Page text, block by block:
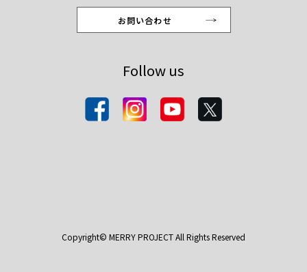
お問い合わせ
Follow us
Copyright© MERRY PROJECT All Rights Reserved